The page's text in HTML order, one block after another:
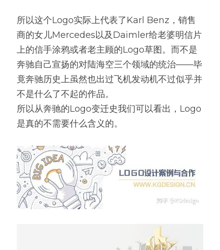
所以这个Logo实际上代表了Karl Benz，销售
商的女儿Mercedes以及Daimler给老婆明信片
上的信手涂鸦或者老主顾的Logo草图。而不是
奔驰自己宣扬的对陆海空三个领域的统治——毕
竟奔驰历史上虽然也出过飞机发动机不过似乎并
不是什么了不起的作品。
所以从奔驰的Logo变迁史我们可以看出，Logo
是真的不需要什么含义的。